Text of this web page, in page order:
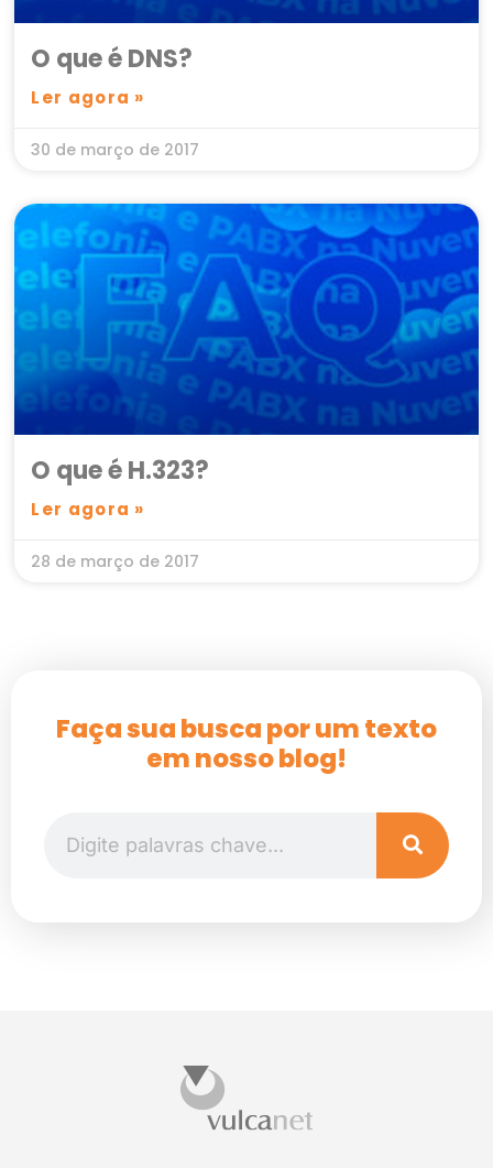
O que é DNS?
Ler agora »
30 de março de 2017
O que é H.323?
Ler agora »
28 de março de 2017
Faça sua busca por um texto
em nosso blog!